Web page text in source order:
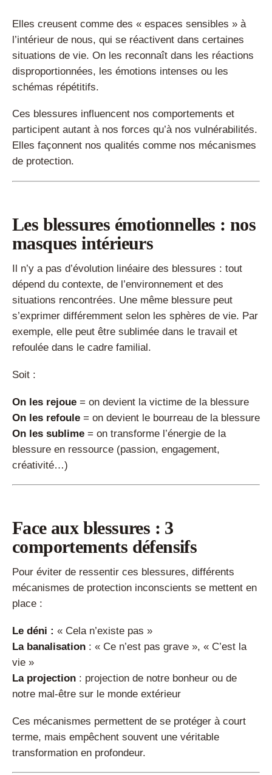
Elles creusent comme des « espaces sensibles » à
l’intérieur de nous, qui se réactivent dans certaines
situations de vie. On les reconnaît dans les réactions
disproportionnées, les émotions intenses ou les
schémas répétitifs.
Ces blessures influencent nos comportements et
participent autant à nos forces qu’à nos vulnérabilités.
Elles façonnent nos qualités comme nos mécanismes
de protection.
Les blessures émotionnelles : nos
masques intérieurs
Il n’y a pas d’évolution linéaire des blessures : tout
dépend du contexte, de l’environnement et des
situations rencontrées. Une même blessure peut
s’exprimer différemment selon les sphères de vie. Par
exemple, elle peut être sublimée dans le travail et
refoulée dans le cadre familial.
Soit :
On les rejoue = on devient la victime de la blessure
On les refoule = on devient le bourreau de la blessure
On les sublime = on transforme l’énergie de la
blessure en ressource (passion, engagement,
créativité…)
Face aux blessures : 3
comportements défensifs
Pour éviter de ressentir ces blessures, différents
mécanismes de protection inconscients se mettent en
place :
Le déni : « Cela n’existe pas »
La banalisation : « Ce n’est pas grave », « C’est la
vie »
La projection : projection de notre bonheur ou de
notre mal-être sur le monde extérieur
Ces mécanismes permettent de se protéger à court
terme, mais empêchent souvent une véritable
transformation en profondeur.